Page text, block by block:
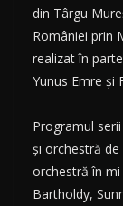
din Târgu
României prin
realizat în
Yunus Emre și
Programul
și orchestră de
orchestră în
Bartholdy,